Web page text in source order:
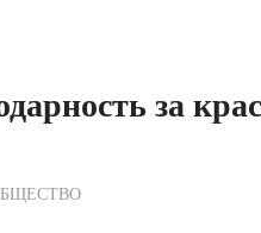
за
Редакции